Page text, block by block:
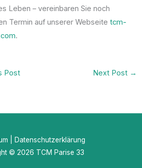
Leben – vereinbaren Sie noch
Termin auf unserer Webseitetcm-
.
Post Next Post →
Datenschutzerklärung
© 2026 TCM Parise 33